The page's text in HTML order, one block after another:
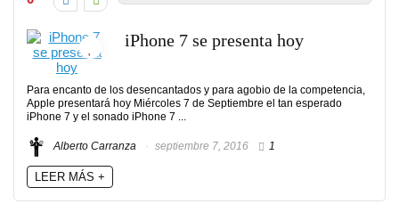
iPhone 7 se presenta hoy
Para encanto de los desencantados y para agobio de la competencia,
Apple presentará hoy Miércoles 7 de Septiembre el tan esperado
iPhone 7 y el sonado iPhone 7 ...
Alberto Carranza septiembre 7, 2016 1
LEER MÁS +